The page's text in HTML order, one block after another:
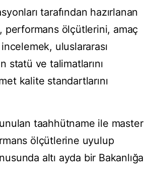
tarafından hazırlanan
performans ölçütlerini, amaç
uluslararası
statü ve talimatlarını
kalite standartlarını
taahhütname ile master
ölçütlerine uyulup
altı ayda bir Bakanlığa